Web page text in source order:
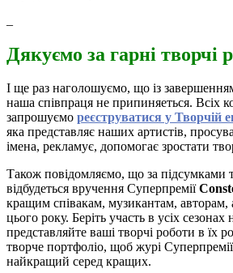
Дякуємо за гарні творчі
І ще раз наголошуємо, що із
наша співпраця не припиняеться. Всіх
запрошуємо реєструватися у Творчій
яка представляє наших артистів,
імена, рекламує, допомогає зростати
Також повідомляємо, що за підсумками
відбудеться вручення Суперпремії
кращим співакам, музикантам, авторам,
цього року. Беріть участь в усіх
представляйте ваші творчі роботи в їх
творче портфоліо, щоб журі
найкращий серед кращих.